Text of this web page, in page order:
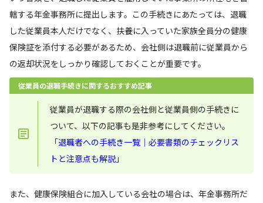
轄する年金事務所に提出します。この手続きにあたっては、退職
した従業員本人だけでなく、扶養に入っていた家族全員分の健康
保険証を添付する必要があるため、会社側は退職前に従業員から
の返却状況をしっかり確認しておくことが重要です。
従業員の退職手続きに関するおすすめ記事
従業員が退職する際の会社側と従業員側の手続きに
ついて、以下の記事も是非参考にしてください。
「退職者への手続き一覧｜必要書類のチェックリス
トと注意点も解説 」
また、健康保険組合に加入している会社の場合は、年金事務所だ